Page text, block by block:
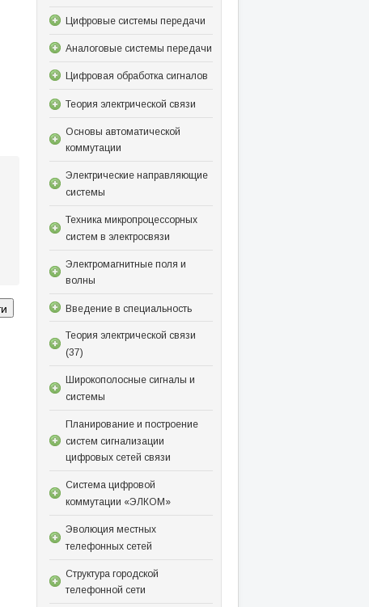
Цифровые системы передачи
Аналоговые системы передачи
Цифровая обработка сигналов
Теория электрической связи
Основы автоматической
коммутации
Электрические направляющие
системы
Техника микропроцессорных
систем в электросвязи
Электромагнитные поля и
волны
Введение в специальность
Теория электрической связи
(37)
Широкополосные сигналы и
системы
Планирование и построение
систем сигнализации
цифровых сетей связи
Система цифровой
коммутации «ЭЛКОМ»
Эволюция местных
телефонных сетей
Структура городской
телефонной сети